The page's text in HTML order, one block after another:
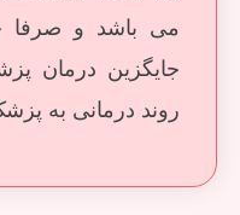
می باشد و صرفا
جایگزین درمان
روند درمانی به